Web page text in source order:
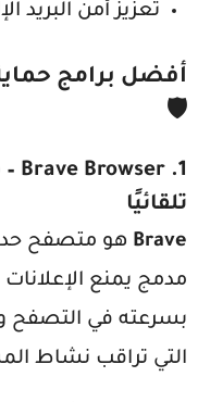
تعزيز أمن البريد
أفضل برامج
🛡️
1.
Brave Browser
تلقائيًا
Brave هو متصفح
مدمج يمنع
بسرعته في التصفح
التي تراقب نشاط